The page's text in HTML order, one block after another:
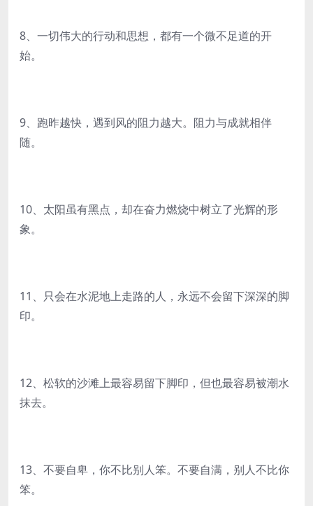
8、一切伟大的行动和思想，都有一个微不足道的开
始。
9、跑昨越快，遇到风的阻力越大。阻力与成就相伴
随。
10、太阳虽有黑点，却在奋力燃烧中树立了光辉的形
象。
11、只会在水泥地上走路的人，永远不会留下深深的脚
印。
12、松软的沙滩上最容易留下脚印，但也最容易被潮水
抹去。
13、不要自卑，你不比别人笨。不要自满，别人不比你
笨。